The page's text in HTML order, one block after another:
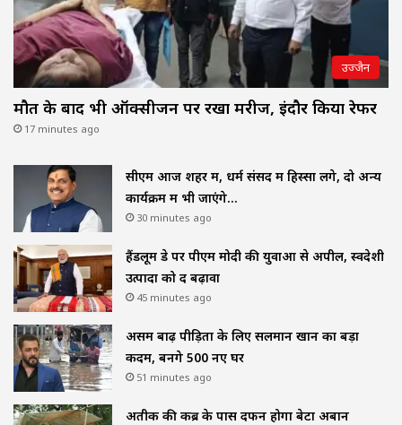
उज्जैन
मौत के बाद भी ऑक्सीजन पर रखा मरीज, इंदौर किया रेफर
17 minutes ago
सीएम आज शहर में, धर्म संसद में हिस्सा लेंगे, दो अन्य
कार्यक्रम में भी जाएंगे…
30 minutes ago
हैंडलूम डे पर पीएम मोदी की युवाओं से अपील, स्वदेशी
उत्पादों को दें बढ़ावा
45 minutes ago
असम बाढ़ पीड़ितों के लिए सलमान खान का बड़ा
कदम, बनेंगे 500 नए घर
51 minutes ago
अतीक की कब्र के पास दफन होगा बेटा अबान